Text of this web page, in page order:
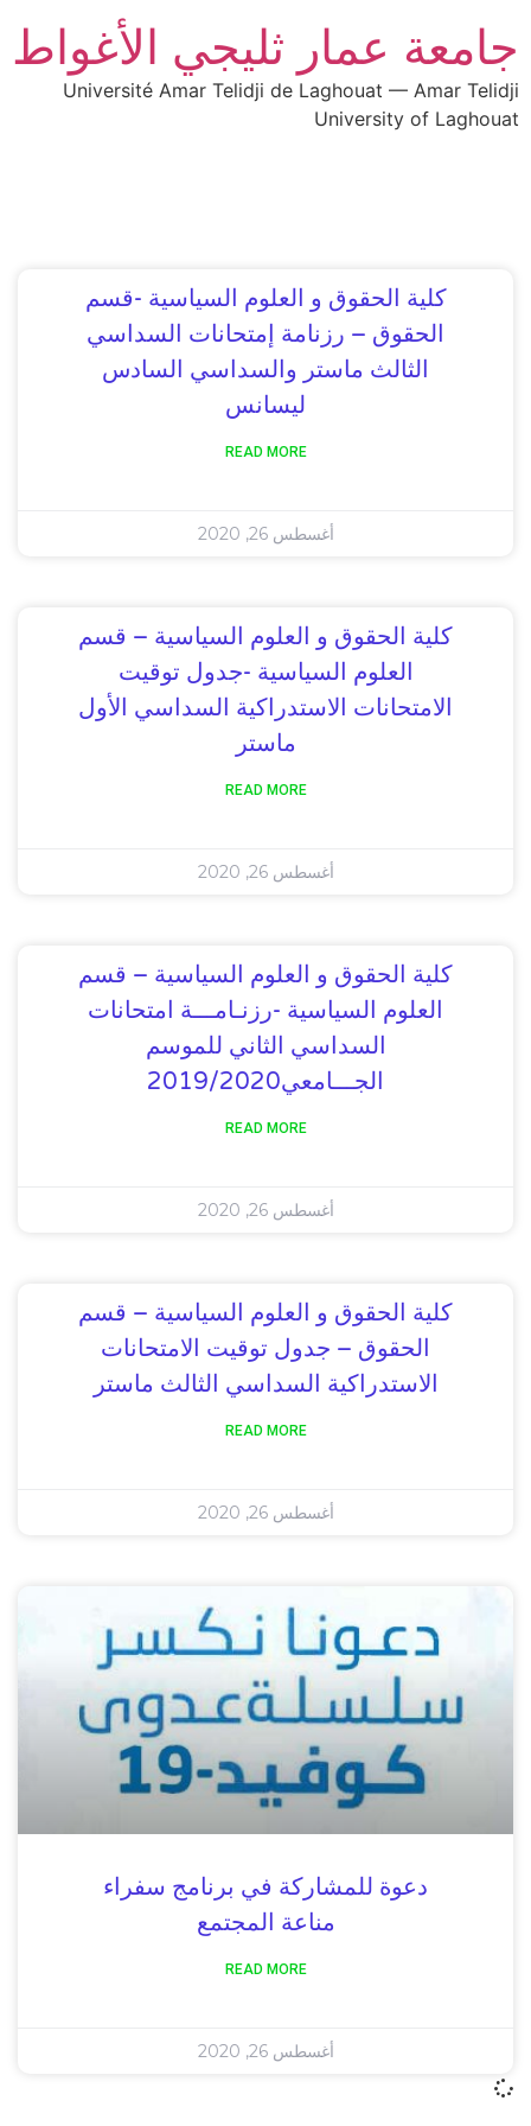
جامعة عمار ثليجي الأغواط
Université Amar Telidji de Laghouat — Amar Telidji
University of Laghouat
كلية الحقوق و العلوم السياسية -قسم
الحقوق – رزنامة إمتحانات السداسي
الثالث ماستر والسداسي السادس
ليسانس
READ MORE
أغسطس 26, 2020
كلية الحقوق و العلوم السياسية – قسم
العلوم السياسية -جدول توقيت
الامتحانات الاستدراكية السداسي الأول
ماستر
READ MORE
أغسطس 26, 2020
كلية الحقوق و العلوم السياسية – قسم
العلوم السياسية -رزنـامـــة امتحانات
السداسي الثاني للموسم
الجـــامعي2019/2020
READ MORE
أغسطس 26, 2020
كلية الحقوق و العلوم السياسية – قسم
الحقوق – جدول توقيت الامتحانات
الاستدراكية السداسي الثالث ماستر
READ MORE
أغسطس 26, 2020
دعوة للمشاركة في برنامج سفراء
مناعة المجتمع
READ MORE
أغسطس 26, 2020